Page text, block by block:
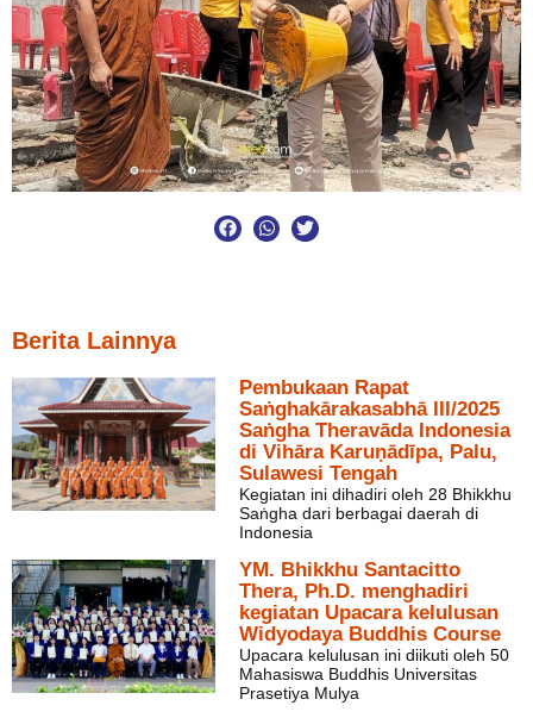
Berita Lainnya
Pembukaan Rapat
Saṅghakārakasabhā III/2025
Saṅgha Theravāda Indonesia
di Vihāra Karuṇādīpa, Palu,
Sulawesi Tengah
Kegiatan ini dihadiri oleh 28 Bhikkhu
Saṅgha dari berbagai daerah di
Indonesia
YM. Bhikkhu Santacitto
Thera, Ph.D. menghadiri
kegiatan Upacara kelulusan
Widyodaya Buddhis Course
Upacara kelulusan ini diikuti oleh 50
Mahasiswa Buddhis Universitas
Prasetiya Mulya